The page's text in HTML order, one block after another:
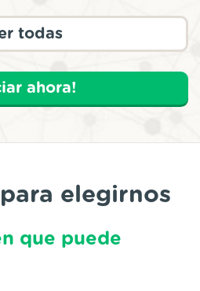
todas
ahora!
elegirnos
que puede